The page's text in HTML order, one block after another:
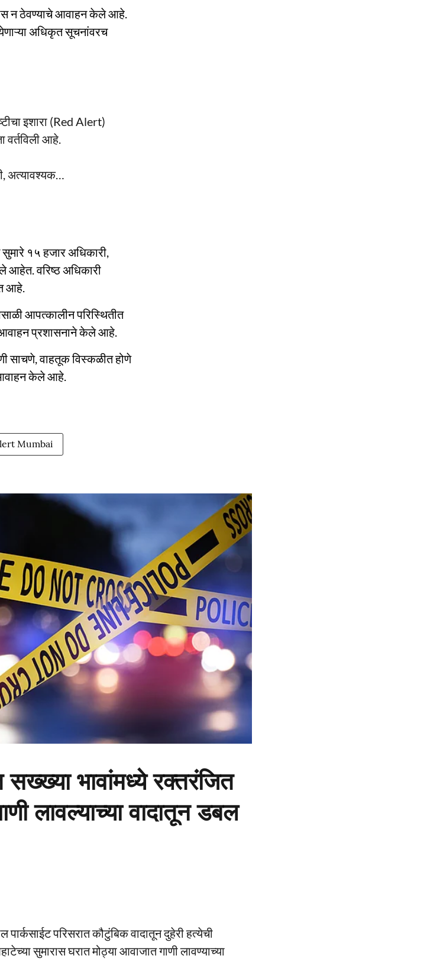
न ठेवण्याचे आवाहन केले आहे.
अधिकृत सूचनांवरच
इशारा (Red Alert)
वर्तविली आहे.
अत्यावश्यक…
सुमारे १५ हजार अधिकारी,
आहेत. वरिष्ठ अधिकारी
आहे.
आपत्कालीन परिस्थितीत
आवाहन प्रशासनाने केले आहे.
साचणे, वाहतूक विस्कळीत होणे
आवाहन केले आहे.
Mumbai
भावांमध्ये रक्तरंजित
लावल्याच्या वादातून डबल
पार्कसाईट परिसरात कौटुंबिक वादातून दुहेरी हत्येची
सुमारास घरात मोठ्या आवाजात गाणी लावण्याच्या